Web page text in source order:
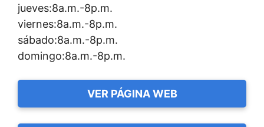
jueves:8a.m.-8p.m.
viernes:8a.m.-8p.m.
sábado:8a.m.-8p.m.
domingo:8a.m.-8p.m.
VER PÁGINA WEB